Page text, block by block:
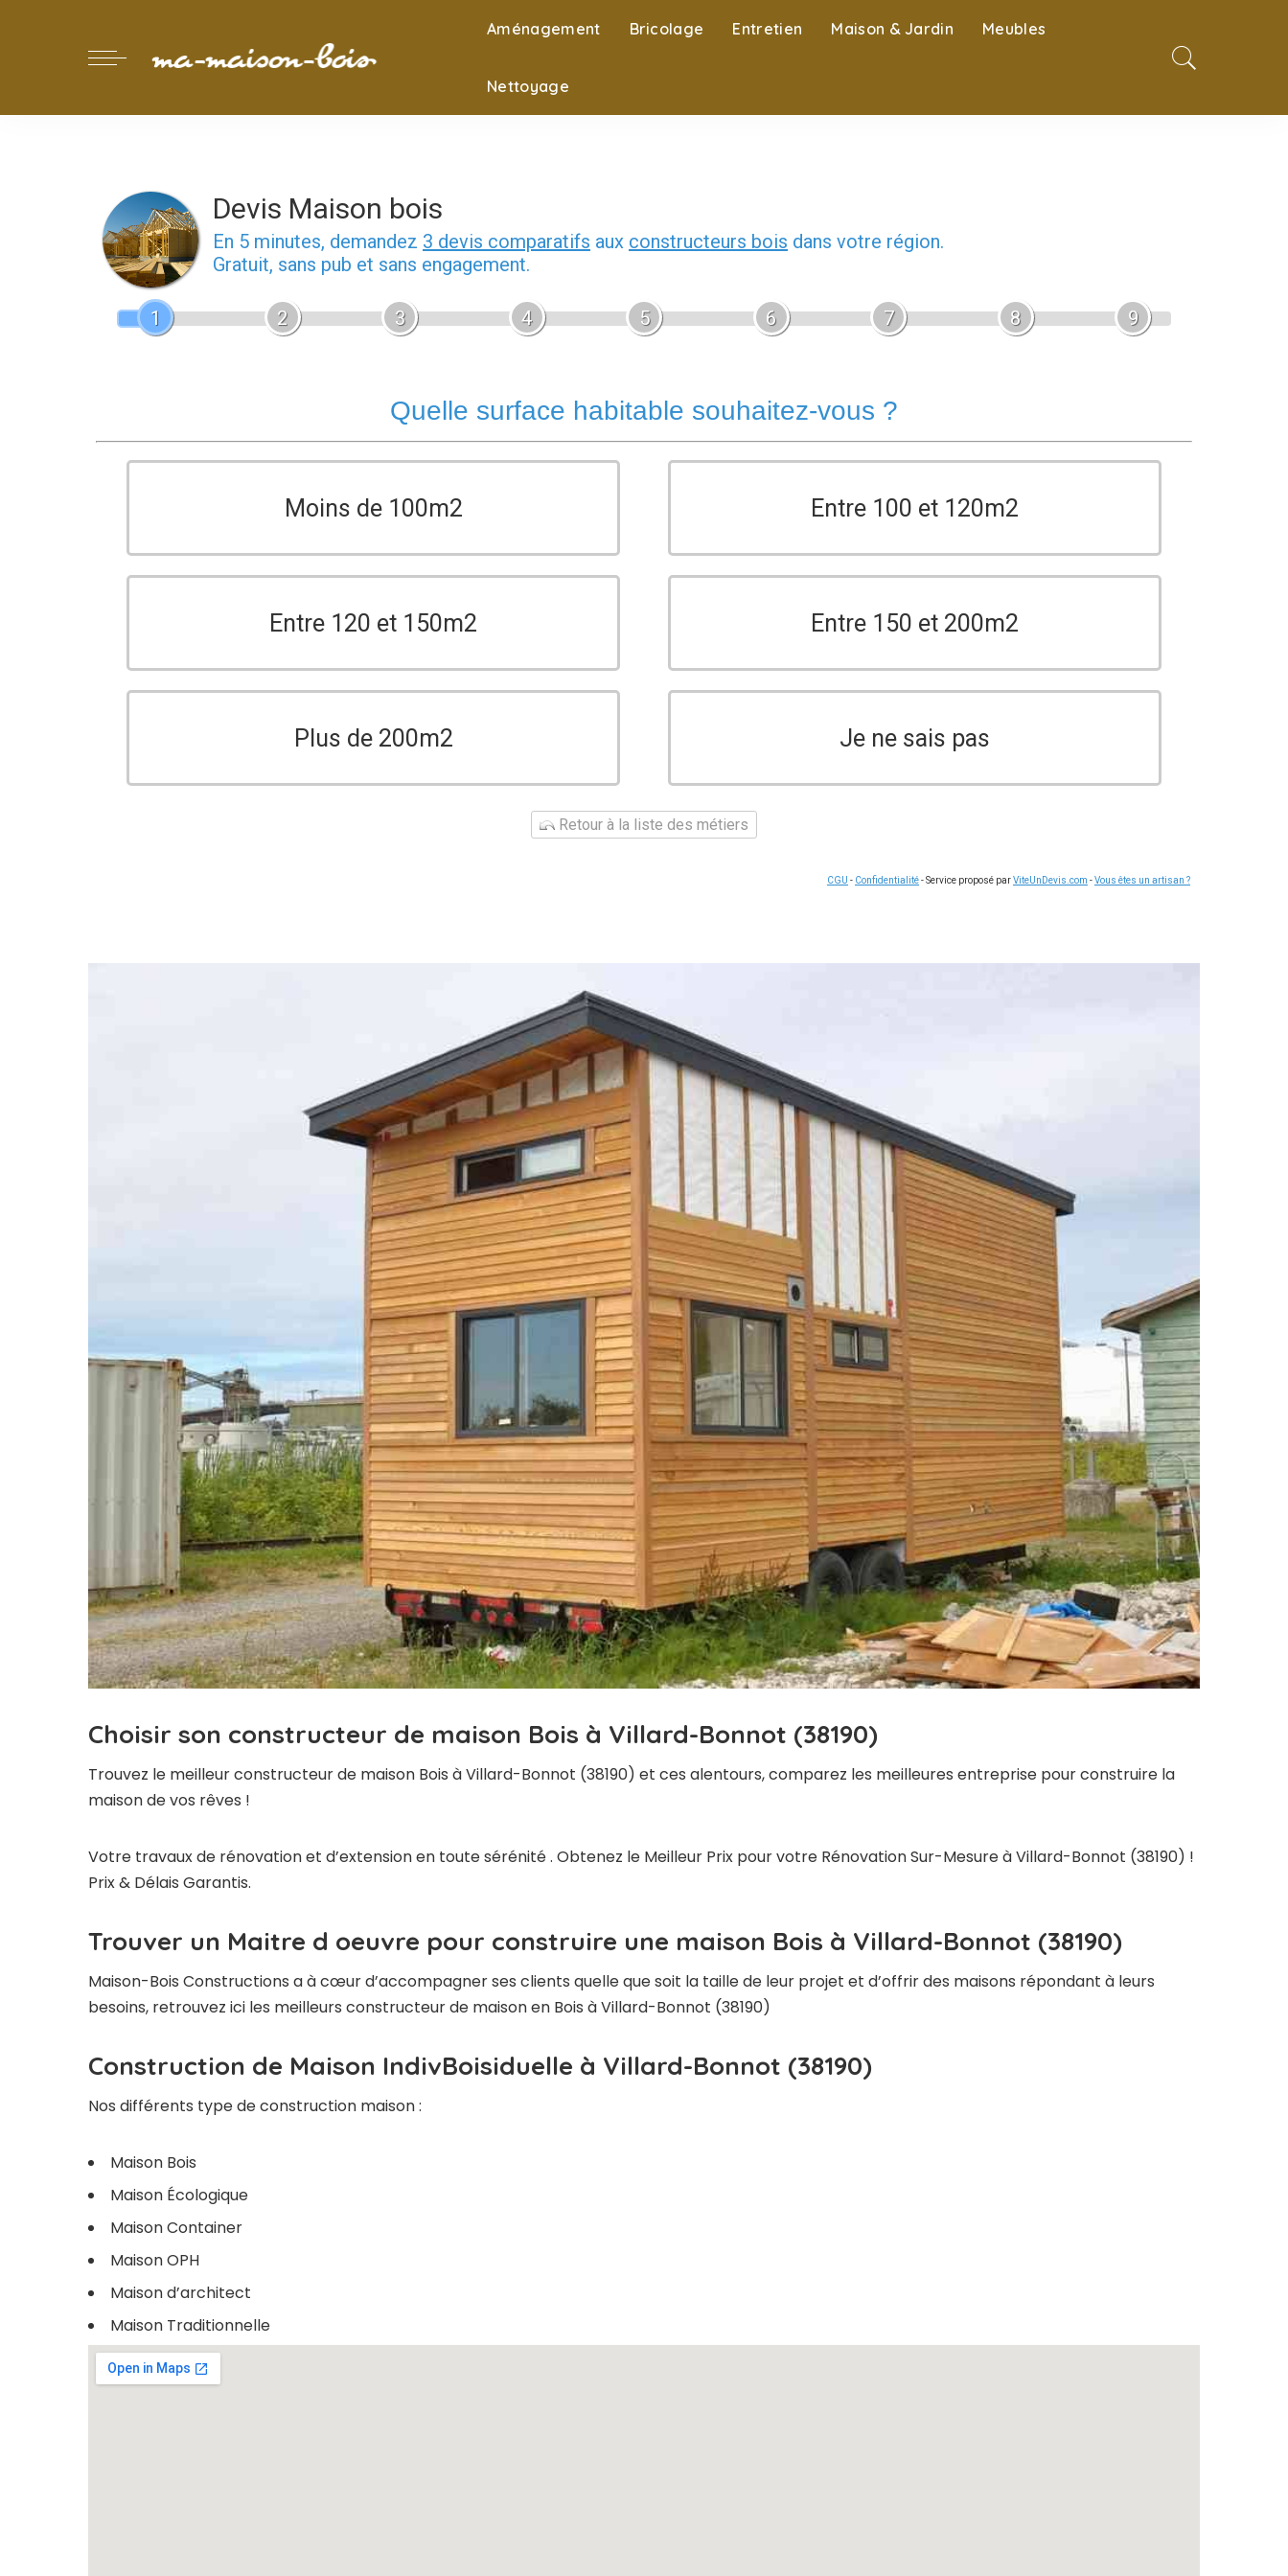
Aménagement Bricolage Entretien Maison & Jardin Meubles
Nettoyage
Devis Maison bois
En 5 minutes, demandez 3 devis comparatifs aux constructeurs bois dans votre région.
Gratuit, sans pub et sans engagement.
1 2 3 4 5 6 7 8 9
Quelle surface habitable souhaitez-vous ?
Moins de 100m2 Entre 100 et 120m2
Entre 120 et 150m2 Entre 150 et 200m2
Plus de 200m2 Je ne sais pas
Retour à la liste des métiers
CGU - Confidentialité- Service proposé parViteUnDevis.com -Vous êtes un artisan ?
Choisir son constructeur de maison Bois à Villard-Bonnot (38190)
Trouvez le meilleur constructeur de maison Bois à Villard-Bonnot (38190) et ces alentours, comparez les meilleures entreprise pour construire la
maison de vos rêves !
Votre travaux de rénovation et d’extension en toute sérénité . Obtenez le Meilleur Prix pour votre Rénovation Sur-Mesure à Villard-Bonnot (38190) !
Prix & Délais Garantis.
Trouver un Maitre d oeuvre pour construire une maison Bois à Villard-Bonnot (38190)
Maison-Bois Constructions a à cœur d’accompagner ses clients quelle que soit la taille de leur projet et d’offrir des maisons répondant à leurs
besoins, retrouvez ici les meilleurs constructeur de maison en Bois à Villard-Bonnot (38190)
Construction de Maison IndivBoisiduelle à Villard-Bonnot (38190)
Nos différents type de construction maison :
Maison Bois
Maison Écologique
Maison Container
Maison OPH
Maison d’architect
Maison Traditionnelle